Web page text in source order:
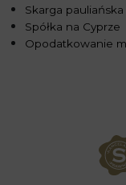
Skarga pauliańska
Spółka na Cyprze
Opodatkowanie